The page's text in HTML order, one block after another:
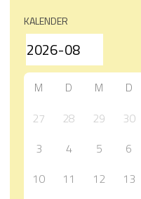
KALENDER
M D M D
27 28 29 30
3
4 5 6
10
11 12 13